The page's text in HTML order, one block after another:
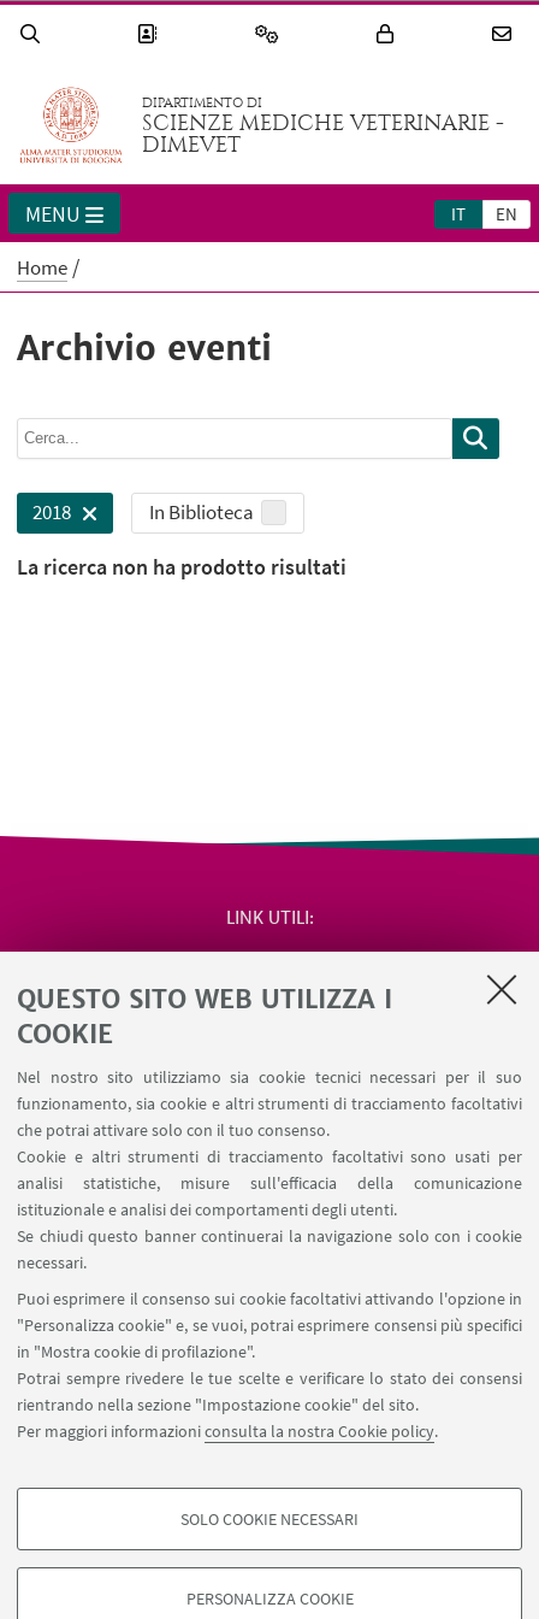
QUESTO SITO WEB UTILIZZA I
COOKIE
Nel nostro sito utilizziamo sia cookie tecnici necessari per il suo
funzionamento, sia cookie e altri strumenti di tracciamento facoltativi
che potrai attivare solo con il tuo consenso.
Cookie e altri strumenti di tracciamento facoltativi sono usati per
analisi statistiche, misure sull'efficacia della comunicazione
istituzionale e analisi dei comportamenti degli utenti.
Se chiudi questo banner continuerai la navigazione solo con i cookie
necessari.
Puoi esprimere il consenso sui cookie facoltativi attivando l'opzione in
"Personalizza cookie" e, se vuoi, potrai esprimere consensi più specifici
in "Mostra cookie di profilazione".
Potrai sempre rivedere le tue scelte e verificare lo stato dei consensi
rientrando nella sezione "Impostazione cookie" del sito.
Per maggiori informazioniconsulta la nostra Cookie policy.
COOKIE DI PROFILAZIONE - FACOLTATIVI
degli utenti, creare profili in base al loro comportamento sul sito, per analisi
SOLO COOKIE NECESSARI
PERSONALIZZA COOKIE
DIPARTIMENTO DI
SCIENZE MEDICHE VETERINARIE -
DIMEVET
IT EN
MENU
Home
Archivio eventi
2018 In Biblioteca
La ricerca non ha prodotto risultati
LINK UTILI
Salute e sicurezza
Missioni web
Ministero della Salute – EFSA Focal Point
SEGUI IL DIPARTIMENTO SU:
SEGUI UNIBO SU:
APP:
©Copyright 2026 - ALMA MATER STUDIORUM - Università di
Bologna - Via Zamboni, 33 - 40126 Bologna - PI: 01131710376 - CF: